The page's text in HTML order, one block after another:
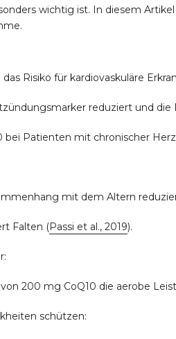
wichtig ist. In diesem
Risiko für kardiovaskuläre
reduziert und
bei Patienten mit chronischer
mit dem Altern
Falten (Passi et al., 2019).
200 mg CoQ10 die aerobe
schützen: